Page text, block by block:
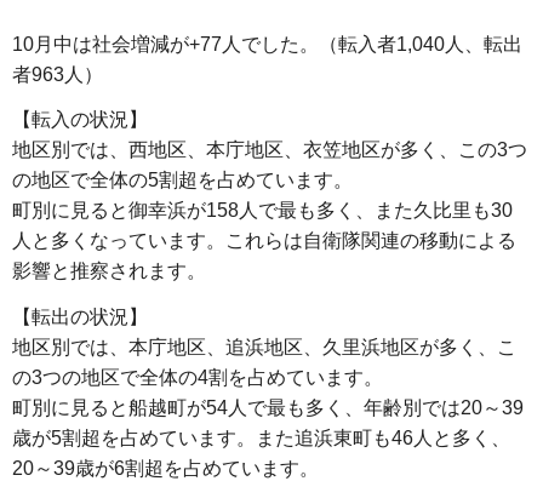
10月中は社会増減が+77人でした。（転入者1,040人、転出
者963人）
【転入の状況】
地区別では、西地区、本庁地区、衣笠地区が多く、この3つ
の地区で全体の5割超を占めています。
町別に見ると御幸浜が158人で最も多く、また久比里も30
人と多くなっています。これらは自衛隊関連の移動による
影響と推察されます。
【転出の状況】
地区別では、本庁地区、追浜地区、久里浜地区が多く、こ
の3つの地区で全体の4割を占めています。
町別に見ると船越町が54人で最も多く、年齢別では20～39
歳が5割超を占めています。また追浜東町も46人と多く、
20～39歳が6割超を占めています。